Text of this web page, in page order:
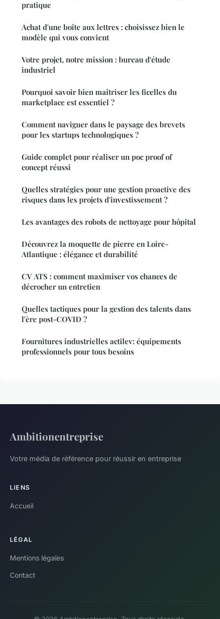
pratique
Achat d'une boîte aux lettres : choisissez bien le
modèle qui vous convient
Votre projet, notre mission : bureau d'étude
industriel
Pourquoi savoir bien maîtriser les ficelles du
marketplace est essentiel ?
Comment naviguer dans le paysage des brevets
pour les startups technologiques ?
Guide complet pour réaliser un poc proof of
concept réussi
Quelles stratégies pour une gestion proactive des
risques dans les projets d'investissement ?
Les avantages des robots de nettoyage pour hôpital
Découvrez la moquette de pierre en Loire-
Atlantique : élégance et durabilité
CV ATS : comment maximiser vos chances de
décrocher un entretien
Quelles tactiques pour la gestion des talents dans
l'ère post-COVID ?
Fournitures industrielles actilev: équipements
professionnels pour tous besoins
Ambitionentreprise
Votre média de référence pour réussir en entreprise
LIENS
Accueil
LÉGAL
Mentions légales
Contact